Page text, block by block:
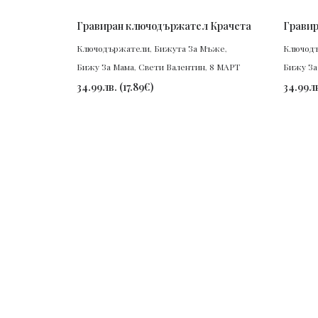
ПОРЪЧАЙ
Гравиран ключодържател Крачета
Ключодържатели, Бижута За Мъже,
Бижу За Мама, Свети Валентин, 8 МАРТ
34.99лв. (17.89€)
Бижу
34.99